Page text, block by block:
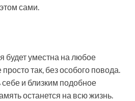
сами.
будет уместна на любое
так, без особого повода.
и близким подобное
останется на всю жизнь.